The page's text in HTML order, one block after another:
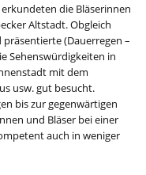
die Bläserinnen
Altstadt. Obgleich
(Dauerregen –
Sehenswürdigkeiten in
mit dem
usw. gut besucht.
bis zur gegenwärtigen
und Bläser bei einer
auch in weniger